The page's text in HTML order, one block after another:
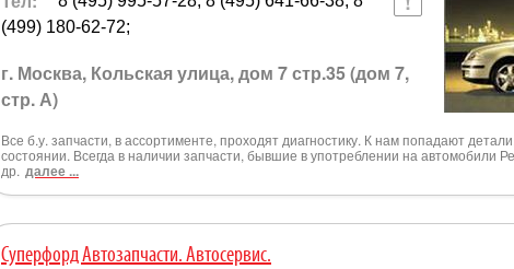
(499) 180-62-72;
г. Москва, Кольская улица, дом 7 стр.35 (дом 7,
стр. А)
Все б.у. запчасти, в ассортименте, проходят диагностику. К нам попадают
состоянии. Всегда в наличии запчасти, бывшие в употреблении на автомобили
др. далее ...
Суперфорд Автозапчасти. Автосервис.